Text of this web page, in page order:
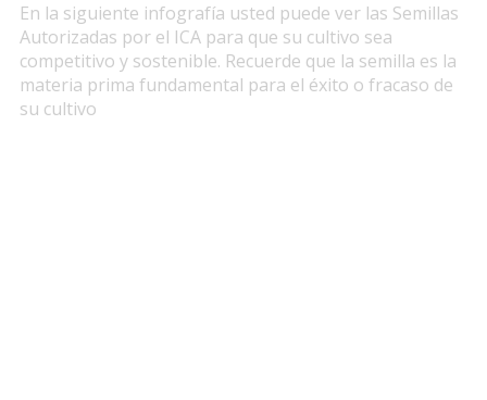
En la siguiente infografía usted puede ver las Semillas
Autorizadas por el ICA para que su cultivo sea
competitivo y sostenible. Recuerde que la semilla es la
materia prima fundamental para el éxito o fracaso de
su cultivo